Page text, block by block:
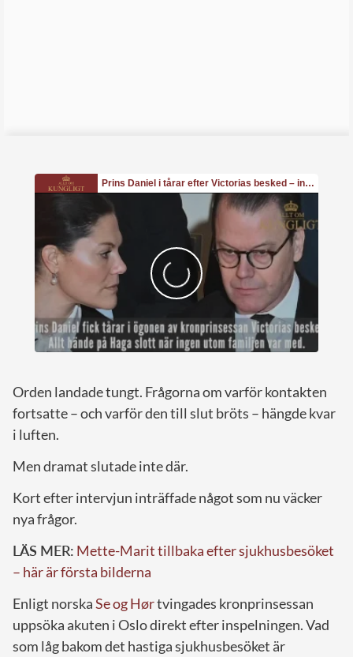
Orden landade tungt. Frågorna om varför kontakten
fortsatte – och varför den till slut bröts – hängde kvar
i luften.
Men dramat slutade inte där.
Kort efter intervjun inträffade något som nu väcker
nya frågor.
LÄS MER: Mette-Marit tillbaka efter sjukhusbesöket
– här är första bilderna
Enligt norskaSe og Hørtvingades kronprinsessan
uppsöka akuten i Oslo direkt efter inspelningen. Vad
som låg bakom det hastiga sjukhusbesöket är